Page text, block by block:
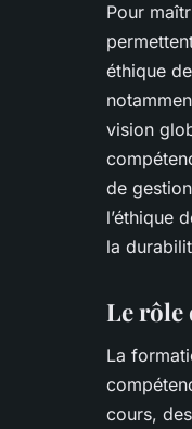
Pour
éthique
vision
de
l’éthique
la
Le
La
cours,